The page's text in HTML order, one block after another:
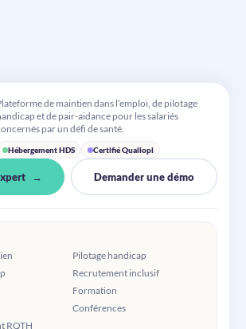
de maintien dans l’emploi, de pilotage
et de pair-aidance pour les salariés
par un défi de santé.
Hébergement HDS Certifié Qualiopi
Demander une démo
Pilotage handicap
Recrutement inclusif
Formation
Conférences
RQTH